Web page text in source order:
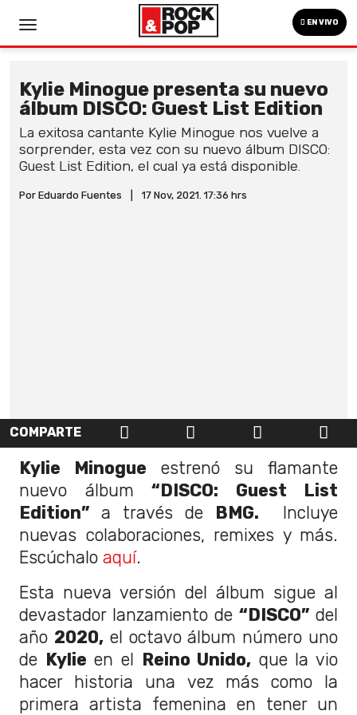
EN VIVO
Kylie Minogue presenta su nuevo
álbum DISCO: Guest List Edition
La exitosa cantante Kylie Minogue nos vuelve a
sorprender, esta vez con su nuevo álbum DISCO:
Guest List Edition, el cual ya está disponible.
Por Eduardo Fuentes | 17 Nov, 2021. 17:36 hrs
COMPARTE
Kylie Minogue estrenó su flamante
nuevo álbum
“DISCO: Guest List
Edition”
a través de BMG. Incluye
nuevas colaboraciones, remixes y más.
Escúchalo aquí.
Esta nueva versión del álbum sigue al
devastador lanzamiento de
“DISCO”
del
año 2020,el octavo álbum número uno
de Kylie en el Reino Unido, que la vio
hacer historia una vez más como la